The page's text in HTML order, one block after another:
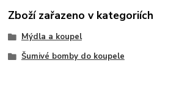
Zboží zařazeno v kategoriích
Mýdla a koupel
Šumivé bomby do koupele